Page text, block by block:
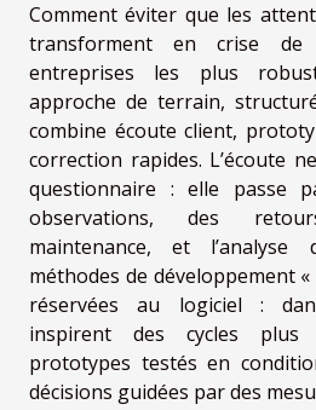
Comment éviter que les
transforment en crise de
entreprises les plus
approche de terrain,
combine écoute client,
correction rapides. L’écoute
questionnaire : elle passe
observations, des
maintenance, et l’analyse
méthodes de développement
réservées au logiciel :
inspirent des cycles plus
prototypes testés en
décisions guidées par des